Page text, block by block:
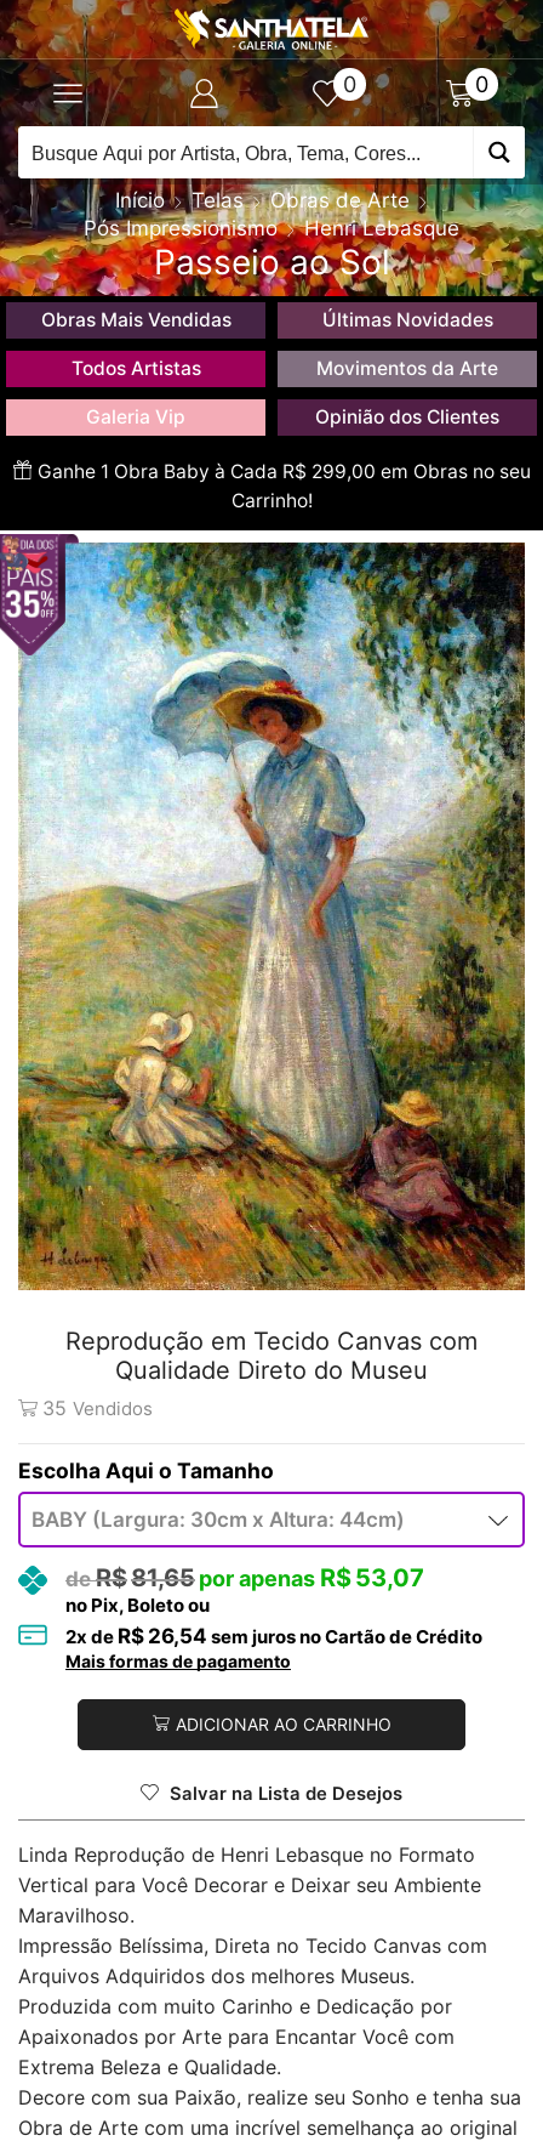
0 0
Início Telas
Obras de Arte
Pós Impressionismo
Henri Lebasque
Passeio ao Sol
Obras Mais Vendidas Últimas Novidades
Todos Artistas Movimentos da Arte
Galeria Vip Opinião dos Clientes
Ganhe 1 Obra Baby à Cada R$ 299,00 em Obras no seu
Carrinho!
Reprodução em Tecido Canvas com
Qualidade Direto do Museu
35 Vendidos
Tamanho
R$81,65 R$53,07
no Pix, Boleto ou
2x de R$ 26,54 sem juros no Cartão de Crédito
Mais formas de pagamento
ADICIONAR AO CARRINHO
Salvar na Lista de Desejos
Linda Reprodução de Henri Lebasque no Formato
Vertical para Você Decorar e Deixar seu Ambiente
Maravilhoso.
Impressão Belíssima, Direta no Tecido Canvas com
Arquivos Adquiridos dos melhores Museus.
Produzida com muito Carinho e Dedicação por
Apaixonados por Arte para Encantar Você com
Extrema Beleza e Qualidade.
Decore com sua Paixão, realize seu Sonho e tenha sua
Obra de Arte com uma incrível semelhança ao original